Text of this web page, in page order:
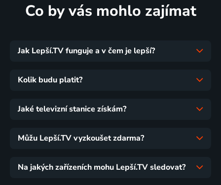
Co by vás mohlo zajímat
Jak Lepší.TV funguje a v čem je lepší?
Kolik budu platit?
Jaké televizní stanice získám?
Můžu Lepší.TV vyzkoušet zdarma?
Na jakých zařízeních mohu Lepší.TV sledovat?